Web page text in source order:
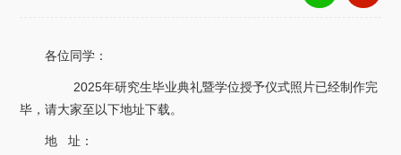
各位同学：
2025年研究生毕业典礼暨学位授予仪式照片已经制作完
毕，请大家至以下地址下载。
地 址：